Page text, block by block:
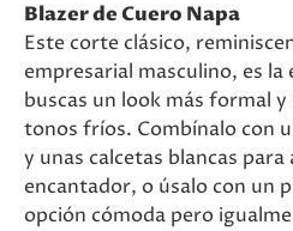
Blazer de Cuero Napa
Este corte clásico,
empresarial masculino, es la
buscas un look más formal
tonos fríos. Combínalo con
y unas calcetas blancas
encantador, o úsalo con un
opción cómoda pero